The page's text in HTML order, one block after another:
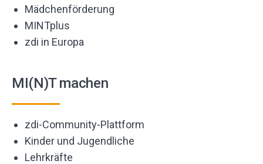
Mädchenförderung
MINTplus
zdi in Europa
MI(N)T machen
zdi-Community-Plattform
Kinder und Jugendliche
Lehrkräfte